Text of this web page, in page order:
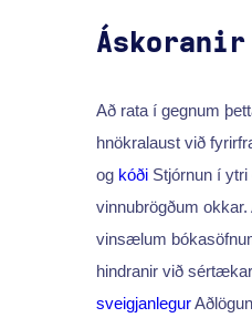
Áskoranir
Að rata í gegnum
hnökralaust við
og kóðiStjórnun í ytri
vinnubrögðum
vinsælum
hindranir við
sveigjanlegur